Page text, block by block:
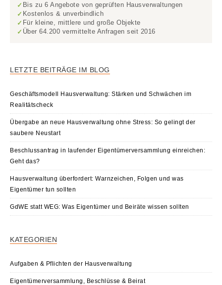
✓ Bis zu 6 Angebote von geprüften Hausverwaltungen
✓ Kostenlos & unverbindlich
✓ Für kleine, mittlere und große Objekte
✓ Über 64.200 vermittelte Anfragen seit 2016
LETZTE BEITRÄGE IM BLOG
Geschäftsmodell Hausverwaltung: Stärken und Schwächen im
Realitätscheck
Übergabe an neue Hausverwaltung ohne Stress: So gelingt der
saubere Neustart
Beschlussantrag in laufender Eigentümerversammlung einreichen:
Geht das?
Hausverwaltung überfordert: Warnzeichen, Folgen und was
Eigentümer tun sollten
GdWE statt WEG: Was Eigentümer und Beiräte wissen sollten
KATEGORIEN
Aufgaben & Pflichten der Hausverwaltung
Eigentümerversammlung, Beschlüsse & Beirat